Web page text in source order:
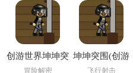
创游世界坤坤突
围小游戏
冒险解密
坤坤突围(创游
世界)
飞行射击